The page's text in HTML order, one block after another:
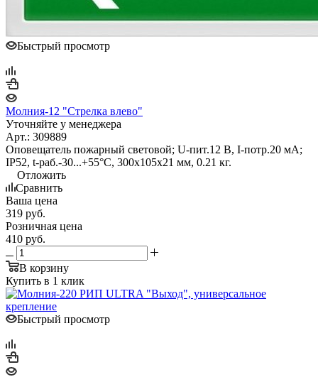
Быстрый просмотр
Молния-12 "Стрелка влево"
Уточняйте у менеджера
Арт.: 309889
Оповещатель пожарный световой; U-пит.12 В, I-потр.20 мА;
IP52, t-раб.-30...+55°С, 300х105х21 мм, 0.21 кг.
Отложить
Сравнить
Ваша цена
319 руб.
Розничная цена
410 руб.
В корзину
Купить в 1 клик
Быстрый просмотр